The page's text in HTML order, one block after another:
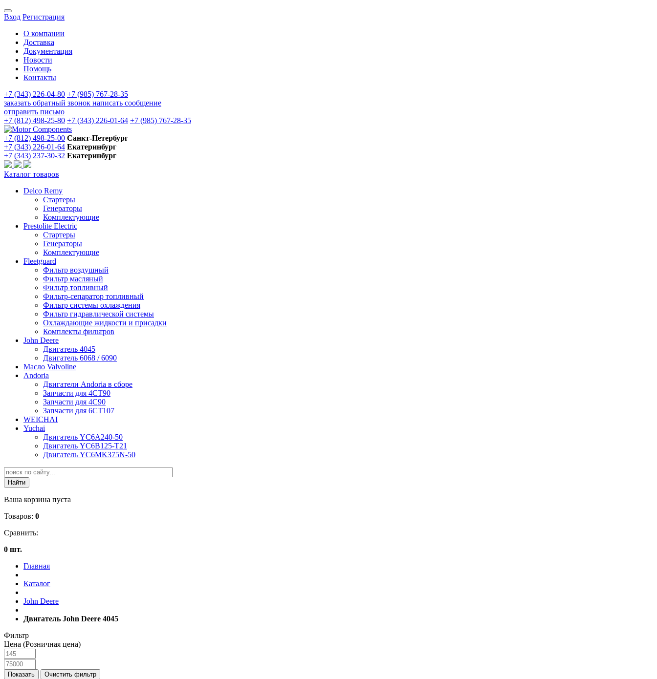
Вход Регистрация
О компании
Доставка
Документация
Новости
Помощь
Контакты
+7 (343) 226-04-80 +7 (985) 767-28-35
заказать обратный звонок написать сообщение
отправить письмо
+7 (812) 498-25-80 +7 (343) 226-01-64 +7 (985) 767-28-35
+7 (812) 498-25-00 Санкт-Петербург
+7 (343) 226-01-64 Екатеринбург
+7 (343) 237-30-32 Екатеринбург
Каталог товаров
Delco Remy
Стартеры
Генераторы
Комплектующие
Prestolite Electric
Стартеры
Генераторы
Комплектующие
Fleetguard
Фильтр воздушный
Фильтр масляный
Фильтр топливный
Фильтр-сепаратор топливный
Фильтр системы охлаждения
Фильтр гидравлической системы
Охлаждающие жидкости и присадки
Комплекты фильтров
John Deere
Двигатель 4045
Двигатель 6068 / 6090
Масло Valvoline
Andoria
Двигатели Andoria в сборе
Запчасти для 4CT90
Запчасти для 4С90
Запчасти для 6CT107
WEICHAI
Yuchai
Двигатель YC6A240-50
Двигатель YC6B125-T21
Двигатель YC6MK375N-50
Ваша корзина пуста
Товаров: 0
Сравнить:
0 шт.
Главная
Каталог
John Deere
Двигатель John Deere 4045
Фильтр
Цена (Розничная цена)